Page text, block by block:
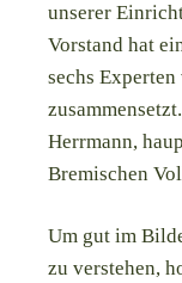
unserer
Vorstand hat
sechs
Herrmann,
Bremischen
Um gut im
zu verstehen,